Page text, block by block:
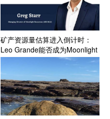
矿产资源量估算进入倒计时：
Leo Grande能否成为Moonlight
Resources（ASX: ML8）上市
后的第一个价值锚点？